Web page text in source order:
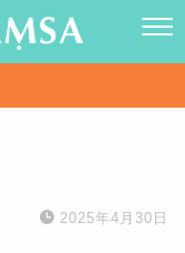
2025年4月30日